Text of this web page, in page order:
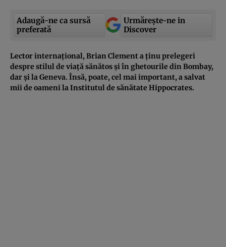
Adaugă-ne ca sursă
preferată
Urmărește-ne in
Discover
Lector internaţional, Brian Clement a ţinu prelegeri
despre stilul de viaţă sănătos şi în ghetourile din Bombay,
dar şi la Geneva. Însă, poate, cel mai important, a salvat
mii de oameni la Institutul de sănătate Hippocrates.